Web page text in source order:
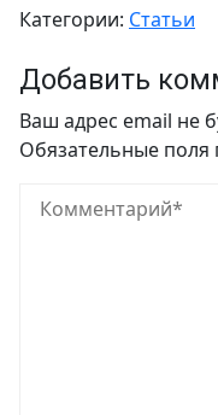
Категории: Статьи
Добавить
Ваш адрес email не
Обязательные